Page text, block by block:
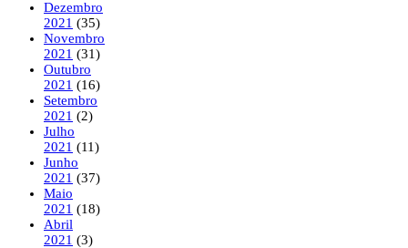
Dezembro
2021 (35)
Novembro
2021 (31)
Outubro
2021 (16)
Setembro
2021 (2)
Julho
2021 (11)
Junho
2021 (37)
Maio
2021 (18)
Abril
2021 (3)